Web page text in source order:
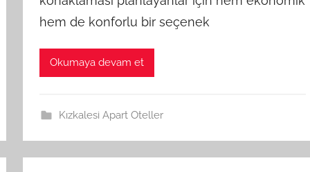
hem de konforlu bir seçenek
Okumaya devam et
Kızkalesi Apart Oteller